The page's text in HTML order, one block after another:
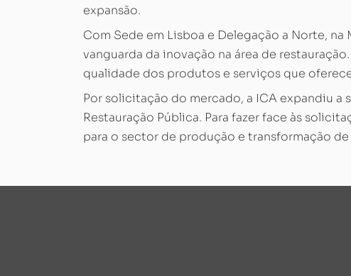
expansão.
Com Sede em Lisboa e Delegação a Norte,
vanguarda da inovação na área de
qualidade dos produtos e serviços que
Por solicitação do mercado, a ICA expandiu a
Restauração Pública. Para fazer face às
para o sector de produção e transformação